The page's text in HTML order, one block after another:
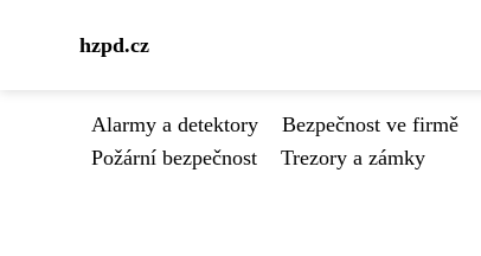
hzpd.cz
Alarmy a detektory Bezpečnost ve firmě
Požární bezpečnost
Trezory a zámky